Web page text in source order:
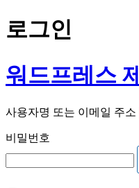
로그인
워드프레스
사용자명 또는 이메일 주소
비밀번호